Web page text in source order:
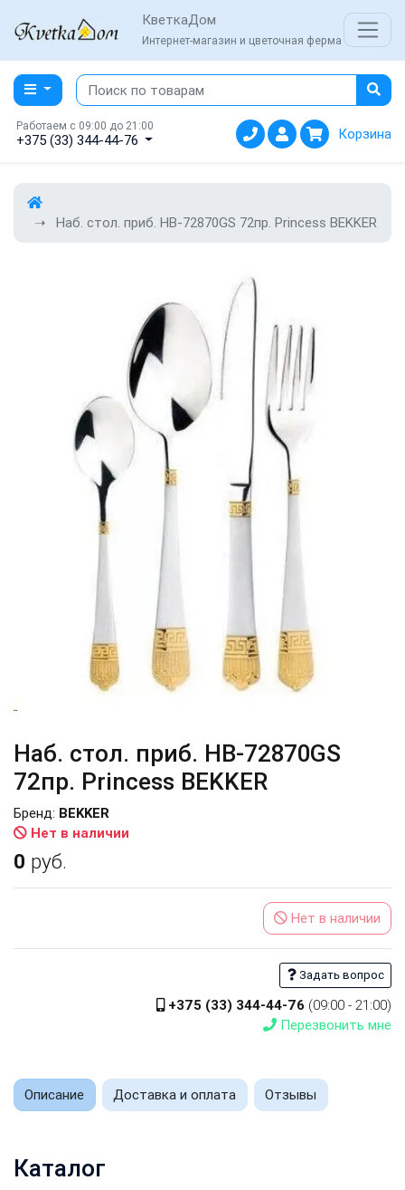
КветкаДом
Интернет-магазин и цветочная ферма
Работаем с 09:00 до 21:00
+375 (33) 344-44-76 Корзина
Наб. стол. приб. HB-72870GS 72пр. Princess BEKKER
Наб. стол. приб. HB-72870GS
72пр. Princess BEKKER
Нет в наличии
Бренд: BEKKER
0 руб.
Нет в наличии
Задать вопрос
+375 (33) 344-44-76 (09:00 - 21:00)
Перезвонить мне
Описание Доставка и оплата Отзывы
Каталог